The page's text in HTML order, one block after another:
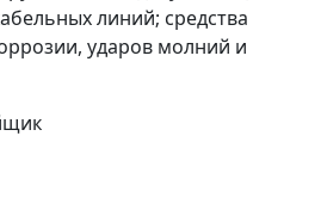
линий; средства
ударов молний и